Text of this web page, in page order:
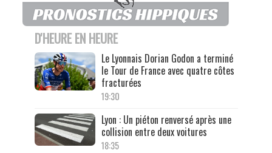
D'HEURE EN HEURE
Le Lyonnais Dorian Godon a terminé
le Tour de France avec quatre côtes
fracturées
19:30
Lyon : Un piéton renversé après une
collision entre deux voitures
18:35